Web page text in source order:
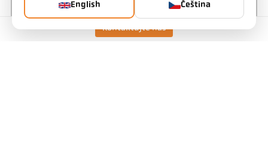
Kontaktujte nás
English Čeština